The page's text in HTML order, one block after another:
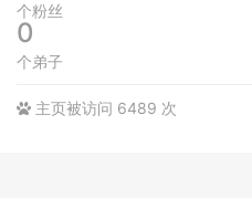
个粉丝
0
个弟子
主页被访问 6489 次